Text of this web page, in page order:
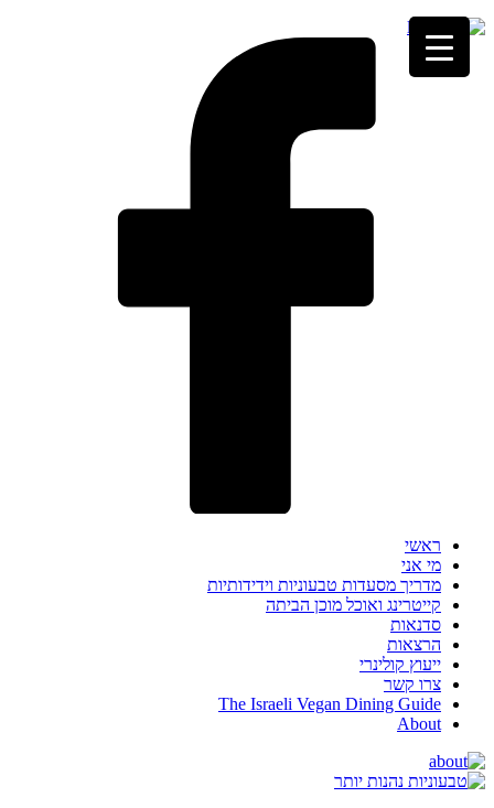
ראשי
מי אני
מדריך מסעדות טבעוניות וידידותיות
קייטרינג ואוכל מוכן הביתה
סדנאות
הרצאות
ייעוץ קולינרי
צרו קשר
The Israeli Vegan Dining Guide
About